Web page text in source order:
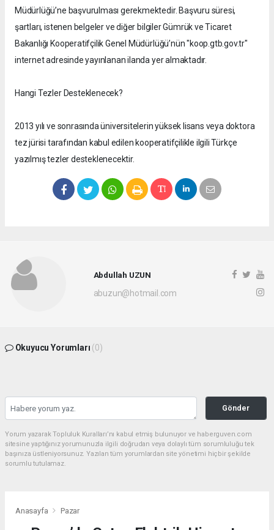
Müdürlüğü’ne başvurulması gerekmektedir. Başvuru süresi,
şartları, istenen belgeler ve diğer bilgiler Gümrük ve Ticaret
Bakanlığı Kooperatifçilik Genel Müdürlüğü’nün "koop.gtb.gov.tr"
internet adresinde yayınlanan ilanda yer almaktadır.
Hangi Tezler Desteklenecek?
2013 yılı ve sonrasında üniversitelerin yüksek lisans veya doktora
tez jürisi tarafından kabul edilen kooperatifçilikle ilgili Türkçe
yazılmış tezler desteklenecektir.
Abdullah UZUN
abuzun@hotmail.com
Okuyucu Yorumları (0)
Gönder
Yorum yazarak Topluluk Kuralları’nı kabul etmiş bulunuyor ve haberguven.com
sitesine yaptığınız yorumunuzla ilgili doğrudan veya dolaylı tüm sorumluluğu tek
başınıza üstleniyorsunuz. Yazılan tüm yorumlardan site yönetimi hiçbir şekilde
sorumlu tutulamaz.
Anasayfa Pazar